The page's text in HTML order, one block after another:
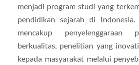
menjadi program studi yang
pendidikan sejarah di
mencakup penyelenggaraan
berkualitas, penelitian yang
kepada masyarakat melalui